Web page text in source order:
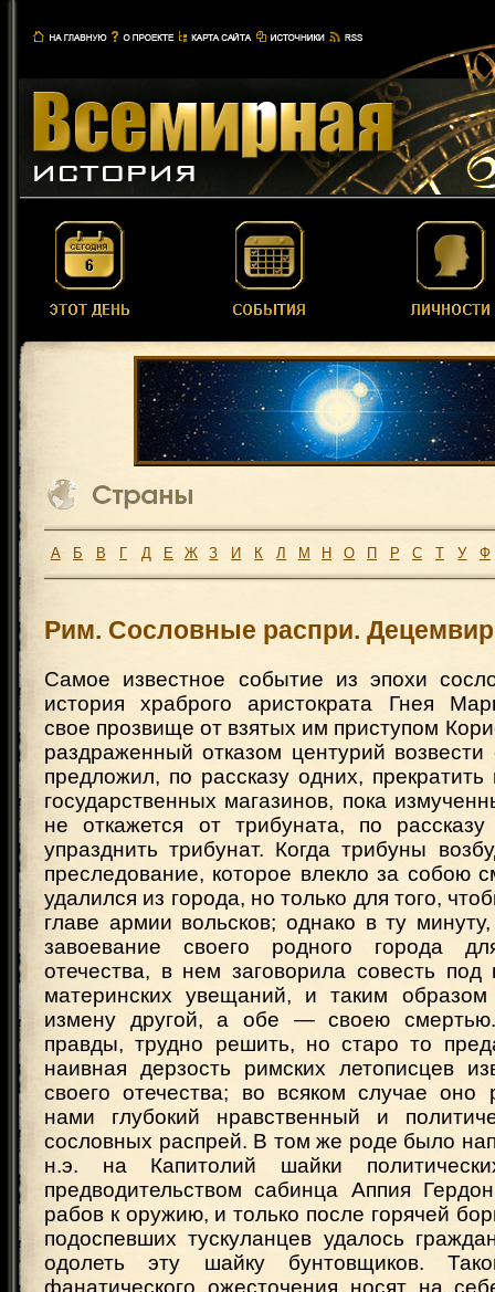
А Б В Г Д Е Ж З И К Л М Н О П Р С Т У Ф
Рим. Сословные распри.
Самое известное событие из эпохи
история храброго аристократа Гнея
свое прозвище от взятых им приступом
раздраженный отказом центурий
предложил, по рассказу одних,
государственных магазинов, пока
не откажется от трибуната, по
упразднить трибунат. Когда трибуны
преследование, которое влекло за собою
удалился из города, но только для того,
главе армии вольсков; однако в ту
завоевание своего родного города
отечества, в нем заговорила совесть под
материнских увещаний, и таким
измену другой, а обе — своею
правды, трудно решить, но старо то
наивная дерзость римских летописцев
своего отечества; во всяком случае оно
нами глубокий нравственный и
сословных распрей. В том же роде было
н.э. на Капитолий шайки
предводительством сабинца Аппия
рабов к оружию, и только после горячей
подоспевших тускуланцев удалось
одолеть эту шайку бунтовщиков.
фанатического ожесточения носят на